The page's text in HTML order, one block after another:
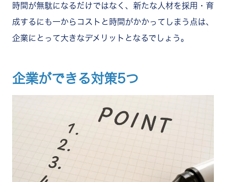
時間が無駄になるだけではなく、新たな人材を採用・育
成するにも一からコストと時間がかかってしまう点は、
企業にとって大きなデメリットとなるでしょう。
企業ができる対策5つ